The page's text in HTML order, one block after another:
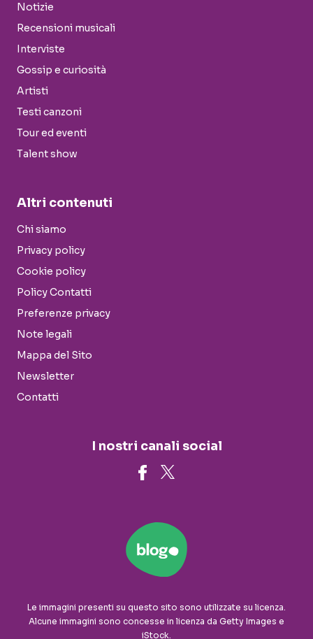
Notizie
Recensioni musicali
Interviste
Gossip e curiosità
Artisti
Testi canzoni
Tour ed eventi
Talent show
Altri contenuti
Chi siamo
Privacy policy
Cookie policy
Policy Contatti
Preferenze privacy
Note legali
Mappa del Sito
Newsletter
Contatti
I nostri canali social
Le immagini presenti su questo sito sono utilizzate su licenza.
Alcune immagini sono concesse in licenza da Getty Images e
iStock.